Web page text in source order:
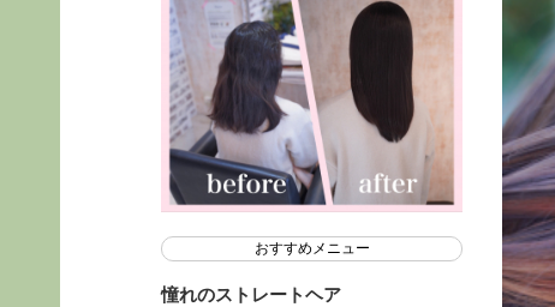
おすすめメニュー
憧れのストレートヘア